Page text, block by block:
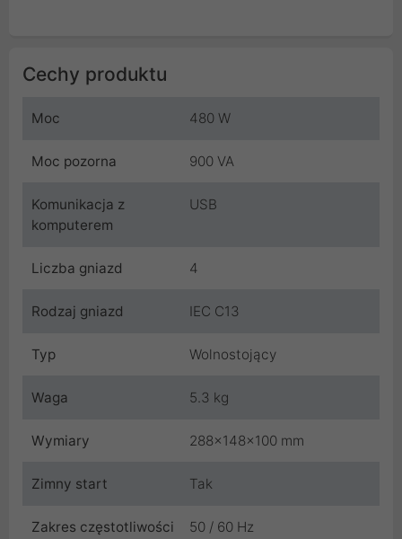
Cechy produktu
Moc 480 W
Moc pozorna 900 VA
Komunikacja z
komputerem
USB
Liczba gniazd 4
Rodzaj gniazd IEC C13
Typ Wolnostojący
Waga 5.3 kg
Wymiary 288x148x100 mm
Zimny start Tak
Zakres częstotliwości
50 / 60 Hz